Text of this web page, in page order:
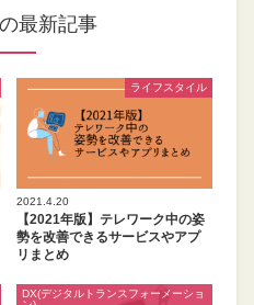
最新記事
ライフスタイル
2021.4.20
【2021年版】テレワーク中の姿
勢を改善できるサービスやアプ
リまとめ
DX(デジタルトランスフォーメーショ